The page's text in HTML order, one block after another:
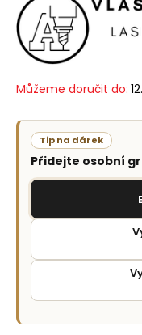
Můžeme doručit do:
Tip na dárek
Přidejte osobní
p
o
r
č
j
m